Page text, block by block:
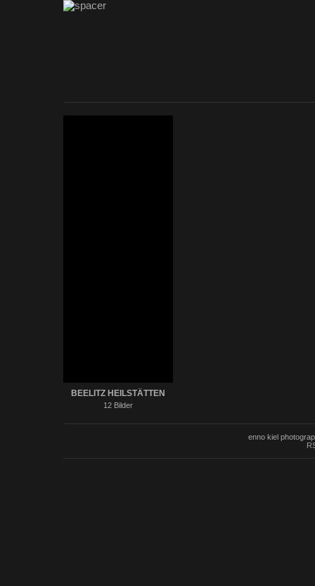
BEELITZ HEILSTÄTTEN
12 Bilder
enno kiel